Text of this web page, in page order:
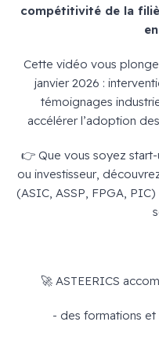
compétitivité de la
Cette vidéo vous
janvier 2026 :
témoignages
accélérer l’adoption
👉 Que vous soyez
ou investisseur,
(ASIC, ASSP, FPGA,
🚀 ASTEERICS
- des formations et